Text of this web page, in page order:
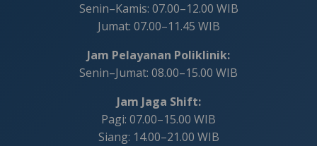
Senin–Kamis: 07.00–12.00 WIB
Jumat: 07.00–11.45 WIB
Jam Pelayanan Poliklinik:
Senin–Jumat: 08.00–15.00 WIB
Jam Jaga Shift:
Pagi: 07.00–15.00 WIB
Siang: 14.00–21.00 WIB